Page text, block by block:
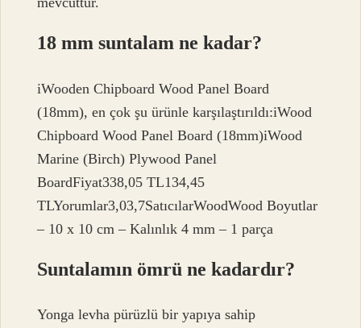
18 mm suntalam ne kadar?
iWooden Chipboard Wood Panel Board
(18mm), en çok şu ürünle karşılaştırıldı:iWood
Chipboard Wood Panel Board (18mm)iWood
Marine (Birch) Plywood Panel
BoardFiyat338,05 TL134,45
TLYorumlar3,03,7SatıcılarWoodWood Boyutlar
– 10 x 10 cm – Kalınlık 4 mm – 1 parça
Suntalamın ömrü ne kadardır?
Yonga levha pürüzlü bir yapıya sahip